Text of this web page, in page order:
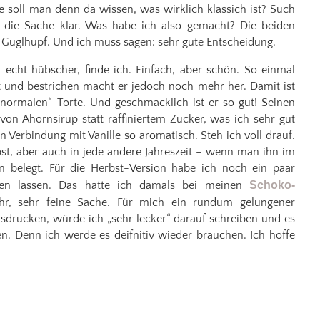
soll man denn da wissen, was wirklich klassich ist? Such
Sache klar. Was habe ich also gemacht? Die beiden
Und ich muss sagen: sehr gute Entscheidung.
hübscher, finde ich. Einfach, aber schön. So einmal
bestrichen macht er jedoch noch mehr her. Damit ist
Torte. Und geschmacklich ist er so gut! Seinen
Ahornsirup statt raffiniertem Zucker, was ich sehr gut
Verbindung mit Vanille so aromatisch. Steh ich voll drauf.
aber auch in jede andere Jahreszeit – wenn man ihn im
belegt. Für die Herbst-Version habe ich noch ein paar
lassen. Das hatte ich damals bei meinen Schoko-
sehr feine Sache. Für mich ein rundum gelungener
würde ich „sehr lecker“ darauf schreiben und es
Denn ich werde es deifnitiv wieder brauchen. Ich hoffe